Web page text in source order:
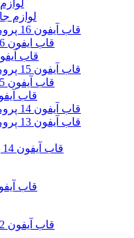
لوازم
لوازم
قاب آیفون 16 پرومکس و لوازم جانبی
قاب ایفون 16 پرو و لوازم جانبی
قاب آیفون ۱۶ و لوازم
قاب آیفون 15 پرومکس و لوازم جانبی
قاب آیفون 15 پرو و لوازم جانبی
قاب آیفون 15 و
قاب آیفون 14 پرومکس و لوازم جانبی
قاب آیفون 13 پرومکس و لوازم جانبی
قاب آیفون 14 پلاس و لوازم جانبی
قاب آیفون 13 و
قاب آیفون 12 پرو و لوازم جانبی